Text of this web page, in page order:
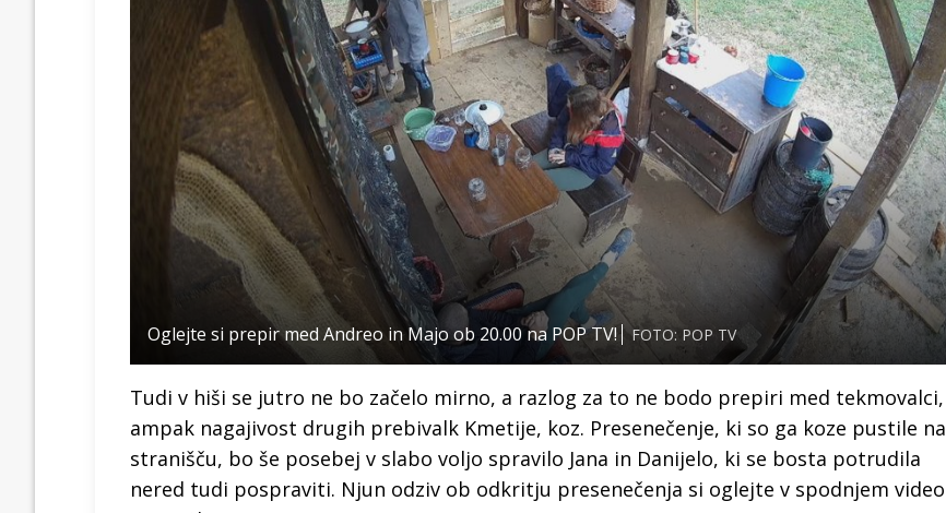
Oglejte si prepir med Andreo in Majo ob 20.00 na POP TV! FOTO: POP TV
Tudi v hiši se jutro ne bo začelo mirno, a razlog za to ne bodo prepiri med tekmovalci,
ampak nagajivost drugih prebivalk Kmetije, koz. Presenečenje, ki so ga koze pustile na
stranišču, bo še posebej v slabo voljo spravilo Jana in Danijelo, ki se bosta potrudila
nered tudi pospraviti. Njun odziv ob odkritju presenečenja si oglejte v spodnjem video